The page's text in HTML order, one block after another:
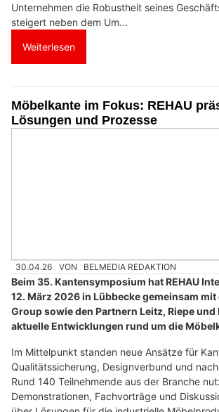
Unternehmen die Robustheit seines
steigert neben dem Um...
Weiterlesen
Möbelkante im Fokus: REHAU
Lösungen und Prozesse
30.04.26 VON BELMEDIA REDAKTION
Beim 35. Kantensymposium hat REHAU
12. März 2026 in Lübbecke gemeinsam
Group sowie den Partnern Leitz, Riepe
aktuelle Entwicklungen rund um die
Im Mittelpunkt standen neue Ansätze für
Qualitätssicherung, Designverbund und
Rund 140 Teilnehmende aus der Branche
Demonstrationen, Fachvorträge und